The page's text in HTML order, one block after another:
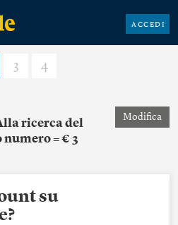
ACCEDI
3 4
ricerca del
= € 3
Modifica
su